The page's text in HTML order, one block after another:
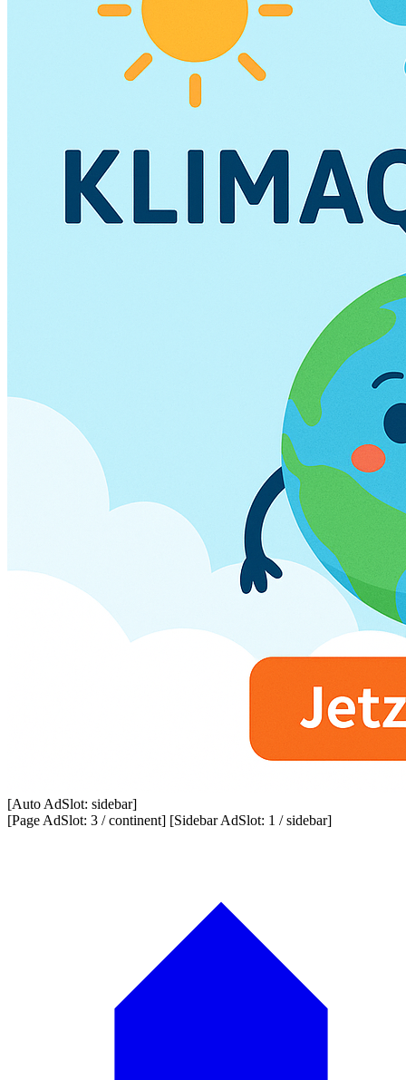
[Auto AdSlot: sidebar]
[Page AdSlot: 3 / continent] [Sidebar AdSlot: 1 / sidebar]